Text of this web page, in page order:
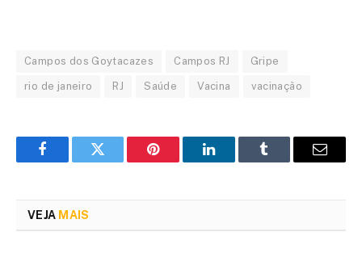
Campos dos Goytacazes Campos RJ Gripe
rio de janeiro RJ Saúde Vacina vacinação
FacebookTwitter Pinterest LinkedInTumblr Email
VEJA MAIS